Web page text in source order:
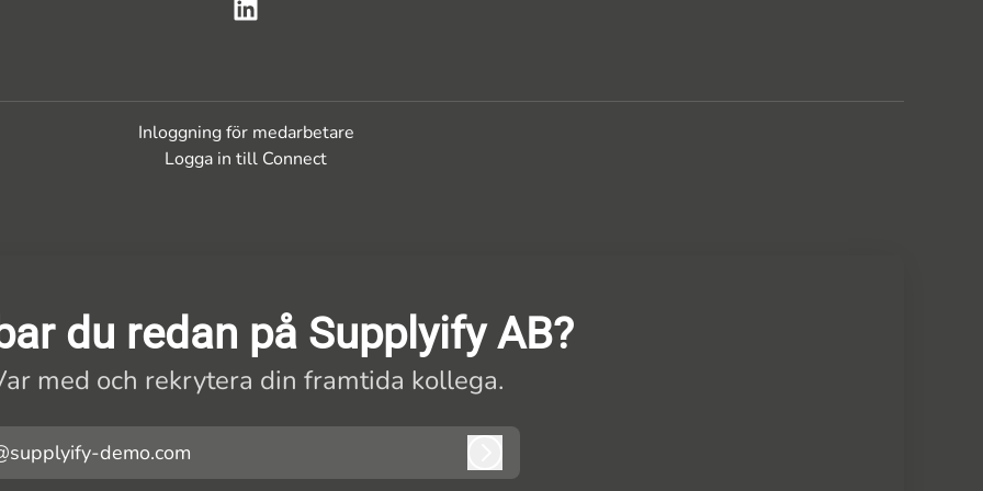
Inloggning för medarbetare
Logga in till Connect
du redan på Supplyify AB?
med och rekrytera din framtida kollega.
demo.com